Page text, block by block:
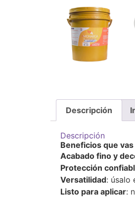
Descripción
Descripción
Beneficios que
Acabado fino y
Protección
Versatilidad: úsalo
Listo para aplicar: